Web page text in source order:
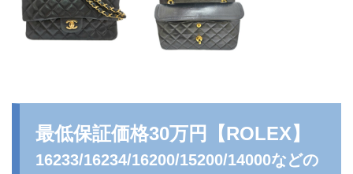
最低保証価格30万円 【ROLEX】
16233/16234/16200/15200/14000などの